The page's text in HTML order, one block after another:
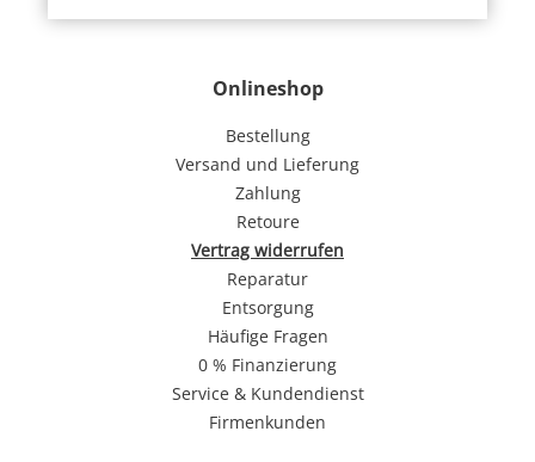
Onlineshop
Bestellung
Versand und Lieferung
Zahlung
Retoure
Vertrag widerrufen
Reparatur
Entsorgung
Häufige Fragen
0 % Finanzierung
Service & Kundendienst
Firmenkunden